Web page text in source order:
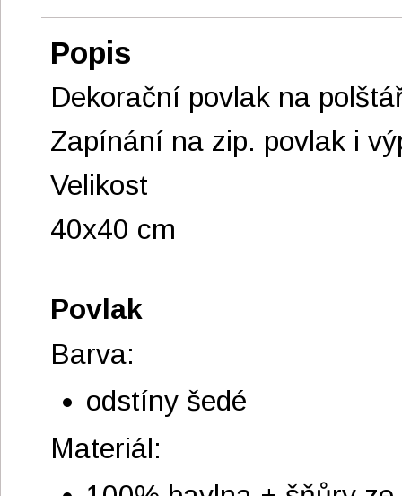
Popis
Dekorační povlak na
Zapínání na zip. povlak i
Velikost
40x40 cm
Povlak
Barva:
odstíny šedé
Materiál: